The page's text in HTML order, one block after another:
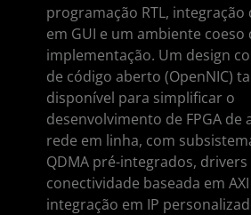
programação RTL, integração
em GUI e um ambiente coeso
implementação. Um design
de código aberto (OpenNIC)
disponível para simplificar o
desenvolvimento de FPGA de
rede em linha, com
QDMA pré-integrados,
conectividade baseada em
integração em IP